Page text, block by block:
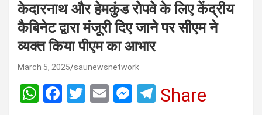
केदारनाथ और हेमकुंड रोपवे के लिए केंद्रीय
कैबिनेट द्वारा मंजूरी दिए जाने पर सीएम ने
व्यक्त किया पीएम का आभार
March 5, 2025 saunewsnetwork
W
F
T
E
M T
Share